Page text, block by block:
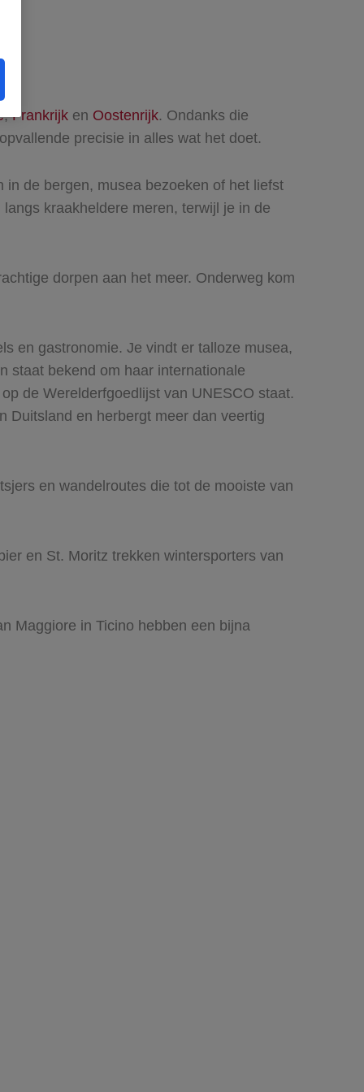
,Frankrijk en Oostenrijk. Ondanks die
precisie in alles wat het doet.
de bergen, musea bezoeken of het liefst
kraakheldere meren, terwijl je in de
dorpen aan het meer. Onderweg kom
en gastronomie. Je vindt er talloze musea,
staat bekend om haar internationale
de Werelderfgoedlijst van UNESCO staat.
Duitsland en herbergt meer dan veertig
en wandelroutes die tot de mooiste van
en St. Moritz trekken wintersporters van
Maggiore in Ticino hebben een bijna